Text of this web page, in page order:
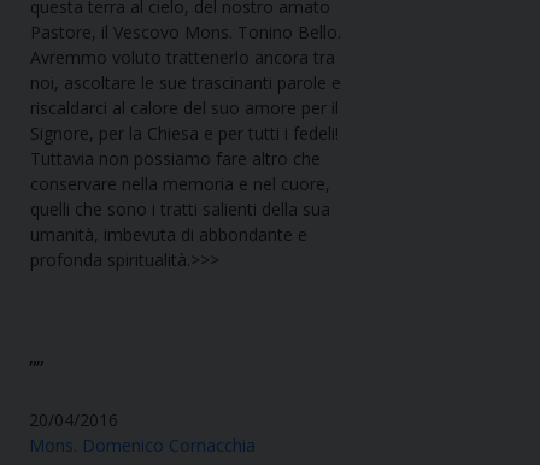
questa terra al cielo, del nostro amato
Pastore, il Vescovo Mons. Tonino Bello.
Avremmo voluto trattenerlo ancora tra
noi, ascoltare le sue trascinanti parole e
riscaldarci al calore del suo amore per il
Signore, per la Chiesa e per tutti i fedeli!
Tuttavia non possiamo fare altro che
conservare nella memoria e nel cuore,
quelli che sono i tratti salienti della sua
umanità, imbevuta di abbondante e
profonda spiritualità.>>>
””
20/04/2016
Mons. Domenico Cornacchia